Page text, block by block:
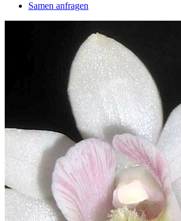
Samen anfragen